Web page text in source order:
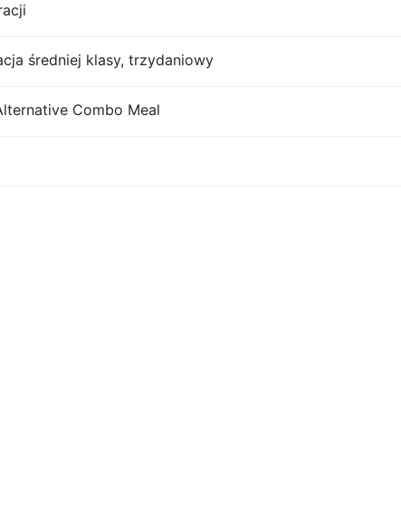
średniej klasy, trzydaniowy
Combo Meal